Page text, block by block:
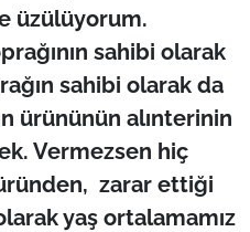
üzülüyorum.
sahibi olarak
sahibi olarak da
ürününün alınterinin
Vermezsen hiç
zarar ettiği
yaş ortalamamız